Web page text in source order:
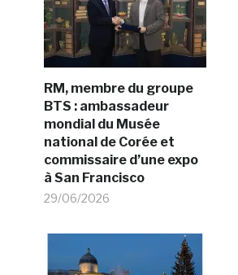
RM, membre du groupe
BTS : ambassadeur
mondial du Musée
national de Corée et
commissaire d’une expo
à San Francisco
29/06/2026